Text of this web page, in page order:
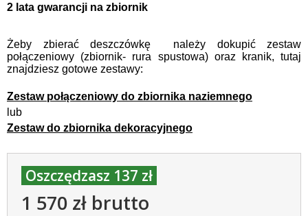
2 lata gwarancji na zbiornik
Żeby zbierać deszczówkę należy dokupić zestaw
połączeniowy (zbiornik- rura spustowa) oraz kranik, tutaj
znajdziesz gotowe zestawy:
Zestaw połączeniowy do zbiornika naziemnego
lub
Zestaw do zbiornika dekoracyjnego
Oszczędzasz 137 zł
1 570 zł brutto